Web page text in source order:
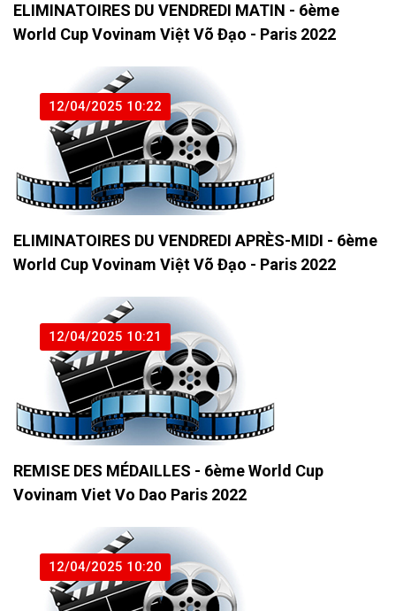
ELIMINATOIRES DU VENDREDI MATIN - 6ème
World Cup Vovinam Việt Võ Đạo - Paris 2022
12/04/2025 10:22
ELIMINATOIRES DU VENDREDI APRÈS-MIDI - 6ème
World Cup Vovinam Việt Võ Đạo - Paris 2022
12/04/2025 10:21
REMISE DES MÉDAILLES - 6ème World Cup
Vovinam Viet Vo Dao Paris 2022
12/04/2025 10:20